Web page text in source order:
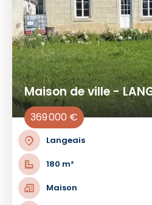
Maison de ville -
369 000 €
Langeais
180 m²
Maison